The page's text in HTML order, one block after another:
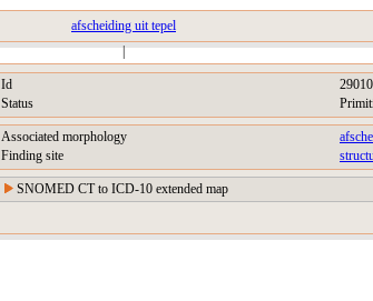
afscheiding uit tepel
|
Id
Status
Associated morphology
Finding site
SNOMED CT to ICD-10 extended map